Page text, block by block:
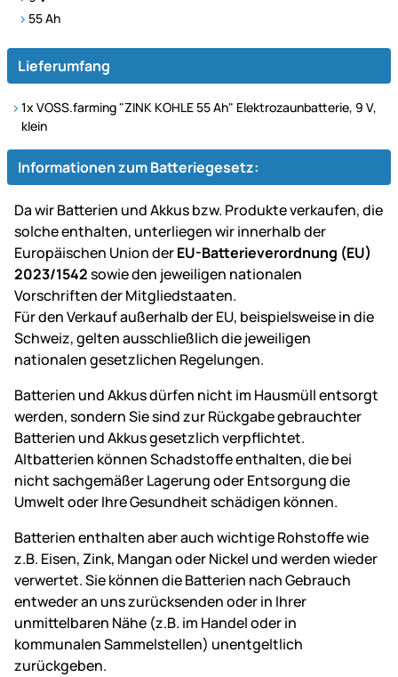
55 Ah
Lieferumfang
1x VOSS.farming "ZINK KOHLE 55 Ah" Elektrozaunbatterie, 9 V,
klein
Informationen zum Batteriegesetz:
Da wir Batterien und Akkus bzw. Produkte verkaufen, die
solche enthalten, unterliegen wir innerhalb der
Europäischen Union derEU-Batterieverordnung (EU)
2023/1542sowie den jeweiligen nationalen
Vorschriften der Mitgliedstaaten.
Für den Verkauf außerhalb der EU, beispielsweise in die
Schweiz, gelten ausschließlich die jeweiligen
nationalen gesetzlichen Regelungen.
Batterien und Akkus dürfen nicht im Hausmüll entsorgt
werden, sondern Sie sind zur Rückgabe gebrauchter
Batterien und Akkus gesetzlich verpflichtet.
Altbatterien können Schadstoffe enthalten, die bei
nicht sachgemäßer Lagerung oder Entsorgung die
Umwelt oder Ihre Gesundheit schädigen können.
Batterien enthalten aber auch wichtige Rohstoffe wie
z.B. Eisen, Zink, Mangan oder Nickel und werden wieder
verwertet. Sie können die Batterien nach Gebrauch
entweder an uns zurücksenden oder in Ihrer
unmittelbaren Nähe (z.B. im Handel oder in
kommunalen Sammelstellen) unentgeltlich
zurückgeben.